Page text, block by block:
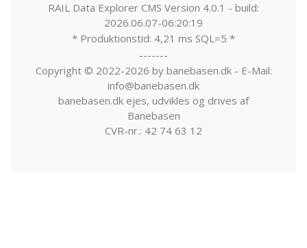
RAIL Data Explorer CMS Version 4.0.1 - build:
2026.06.07-06:20:19
* Produktionstid: 4,21 ms SQL=5 *
-------
Copyright © 2022-2026 by banebasen.dk - E-Mail:
info@banebasen.dk
banebasen.dk ejes, udvikles og drives af
Banebasen
CVR-nr.: 42 74 63 12